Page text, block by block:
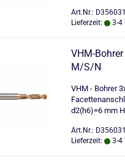
Art.Nr.:
Lieferzeit:
3-4
VHM-
M/S/N
VHM - Bohrer
d2(h6)=6 mm
Art.Nr.:
Lieferzeit:
3-4